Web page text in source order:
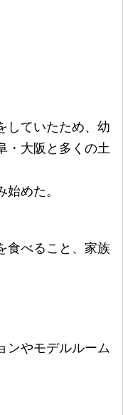
していたため、幼
・大阪と多くの土
めた。
食べること、家族
ンやモデルルーム